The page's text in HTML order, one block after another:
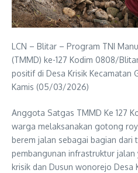
LCN – Blitar – Program TNI
(TMMD) ke-127 Kodim 0808/
positif di Desa Krisik Kecamatan
Kamis (05/03/2026)
Anggota Satgas TMMD Ke 127
warga melaksanakan gotong
berem jalan sebagai bagian dari
pembangunan infrastruktur
krisik dan Dusun wonorejo Desa